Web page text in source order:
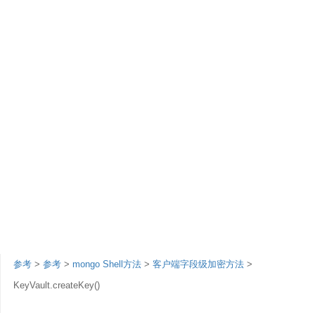
参考 > 参考 > mongo Shell方法 > 客户端字段级加密方法 >
KeyVault.createKey()